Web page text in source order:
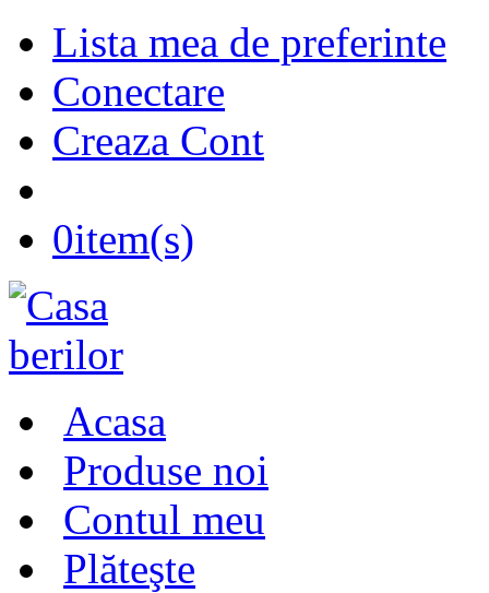
Lista mea de preferinte
Conectare
Creaza Cont
0item(s)
Acasa
Produse noi
Contul meu
Plăteşte